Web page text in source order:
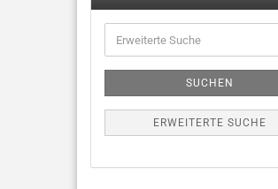
SUCHEN
ERWEITERTE SUCHE